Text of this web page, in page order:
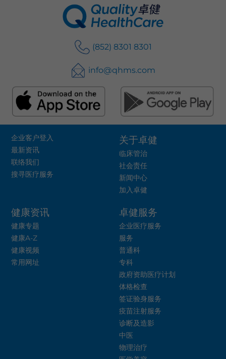
(852) 8301 8301
info@qhms.com
企业客户登入
最新资讯
联络我们
搜寻医疗服务
关于卓健
临床管治
社会责任
新闻中心
加入卓健
健康资讯
健康专题
健康A-Z
健康视频
常用网址
卓健服务
企业医疗服务
服务
普通科
专科
政府资助医疗计划
体格检查
签证验身服务
疫苗注射服务
诊断及造影
中医
物理治疗